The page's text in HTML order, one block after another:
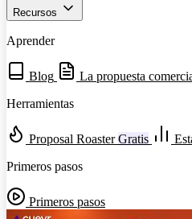
Recursos
Aprender
Blog
La propuesta
Herramientas
Proposal Roaster Gratis
Primeros pasos
Primeros pasos